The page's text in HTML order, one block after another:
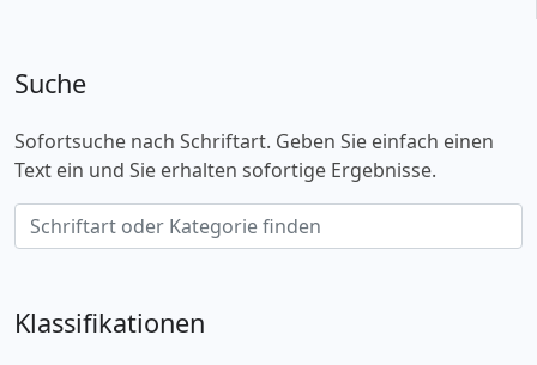
Suche
Sofortsuche nach Schriftart. Geben Sie einfach einen
Text ein und Sie erhalten sofortige Ergebnisse.
Klassifikationen